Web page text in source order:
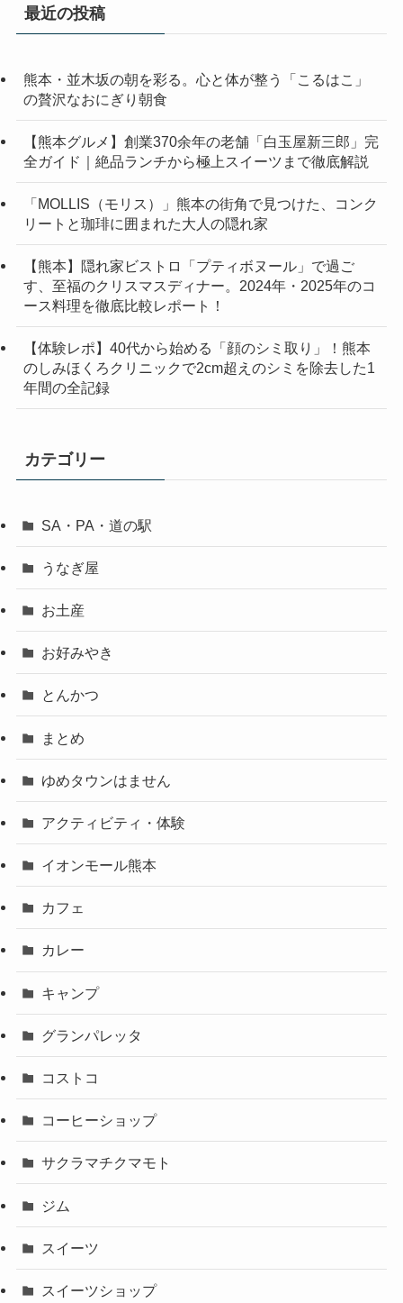
最近の投稿
熊本・並木坂の朝を彩る。心と体が整う「こるはこ」
の贅沢なおにぎり朝食
【熊本グルメ】創業370余年の老舗「白玉屋新三郎」完
全ガイド｜絶品ランチから極上スイーツまで徹底解説
「MOLLIS（モリス）」熊本の街角で見つけた、コンク
リートと珈琲に囲まれた大人の隠れ家
【熊本】隠れ家ビストロ「プティボヌール」で過ご
す、至福のクリスマスディナー。2024年・2025年のコ
ース料理を徹底比較レポート！
【体験レポ】40代から始める「顔のシミ取り」！熊本
のしみほくろクリニックで2cm超えのシミを除去した1
年間の全記録
カテゴリー
SA・PA・道の駅
うなぎ屋
お土産
お好みやき
とんかつ
まとめ
ゆめタウンはません
アクティビティ・体験
イオンモール熊本
カフェ
カレー
キャンプ
グランパレッタ
コストコ
コーヒーショップ
サクラマチクマモト
ジム
スイーツ
スイーツショップ